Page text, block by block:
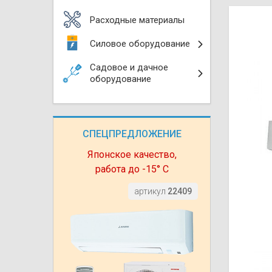
Расходные материалы
Силовое оборудование
Садовое и дачное
оборудование
СПЕЦПРЕДЛОЖЕНИЕ
Японское качество,
работа до -15° С
артикул 22409
Моноблоки
VRF
Компрессорно-
Чиллеры
Сушилки для
Бензотриммеры
Газонокосилки
Газонокосилки
Подметально-
Измельчители